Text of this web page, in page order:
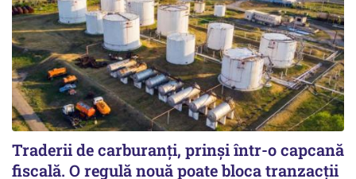
Traderii de carburanți, prinși într-o capcană
fiscală. O regulă nouă poate bloca tranzacții